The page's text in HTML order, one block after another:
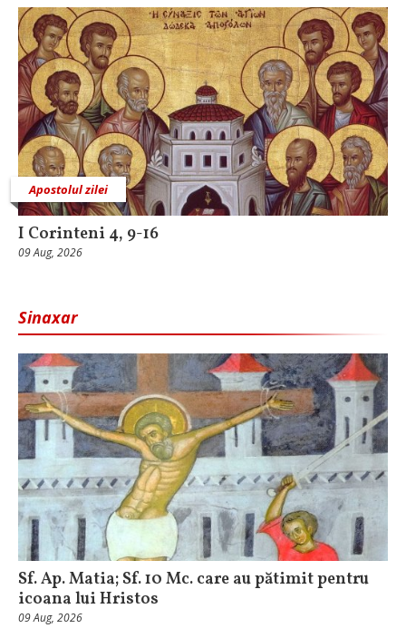
Apostolul zilei
I Corinteni 4, 9-16
09 Aug, 2026
Sinaxar
Sf. Ap. Matia; Sf. 10 Mc. care au pătimit pentru
icoana lui Hristos
09 Aug, 2026